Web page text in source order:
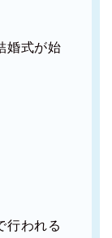
婚式が始
行われる